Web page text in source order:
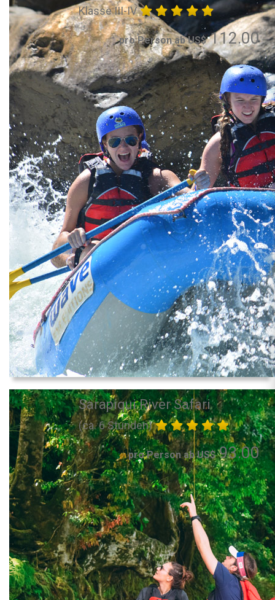
Klasse III-IV
pro Person ab US$112.00
Sarapiqui River Safari
(ca. 6 Stunden)
pro Person ab US$93.00